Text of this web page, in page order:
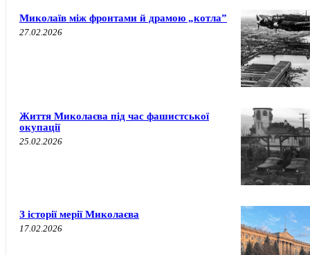
Миколаїв між фронтами й драмою „котла”
27.02.2026
Життя Миколаєва під час фашистської
окупації
25.02.2026
З історії мерії Миколаєва
17.02.2026